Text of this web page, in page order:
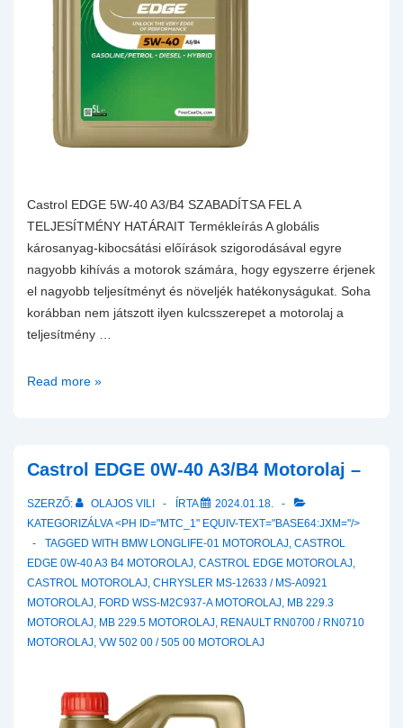
Castrol EDGE 5W-40 A3/B4 SZABADÍTSA FEL A
TELJESÍTMÉNY HATÁRAIT Termékleírás A globális
károsanyag-kibocsátási előírások szigorodásával egyre
nagyobb kihívás a motorok számára, hogy egyszerre érjenek
el nagyobb teljesítményt és növeljék hatékonyságukat. Soha
korábban nem játszott ilyen kulcsszerepet a motorolaj a
teljesítmény …
Castrol
A3/B4
Read more »
Castrol EDGE 0W-40 A3/B4 Motorolaj –
SZERZŐ: OLAJOS VILI ÍRTA
2024.01.18.
KATEGORIZÁLVA <PH ID="MTC_1" EQUIV-TEXT="BASE64:JXM="/>
TAGGED WITH BMW LONGLIFE-01 MOTOROLAJ, CASTROL
EDGE 0W-40 A3 B4 MOTOROLAJ, CASTROL EDGE MOTOROLAJ,
CASTROL MOTOROLAJ, CHRYSLER MS-12633 / MS-A0921
MOTOROLAJ, FORD WSS-M2C937-A MOTOROLAJ, MB 229.3
MOTOROLAJ, MB 229.5 MOTOROLAJ, RENAULT RN0700 / RN0710
MOTOROLAJ, VW 502 00 / 505 00 MOTOROLAJ